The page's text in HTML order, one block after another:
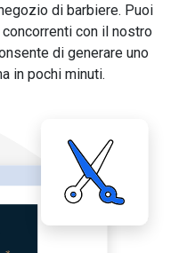
di barbiere. Puoi
con il nostro
di generare uno
in pochi minuti.